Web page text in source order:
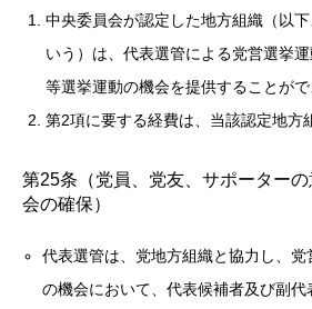
中央委員会が認定した地方組織（以
いう）は、代表選管による党営選挙
等選挙運動の機会を提供することがで
第2項に要する経費は、当該認定地方
第25条（党員、党友、サポーター
会の確保）
代表選管は、党地方組織と協力し、
の機会において、代表候補者及び副代